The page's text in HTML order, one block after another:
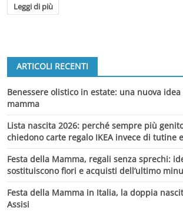
Leggi di più
ARTICOLI RECENTI
Benessere olistico in estate: una nuova
mamma
Lista nascita 2026: perché sempre più
chiedono carte regalo IKEA invece di tutine
Festa della Mamma, regali senza sprechi:
sostituiscono fiori e acquisti dell’ultimo
Festa della Mamma in Italia, la doppia
Assisi